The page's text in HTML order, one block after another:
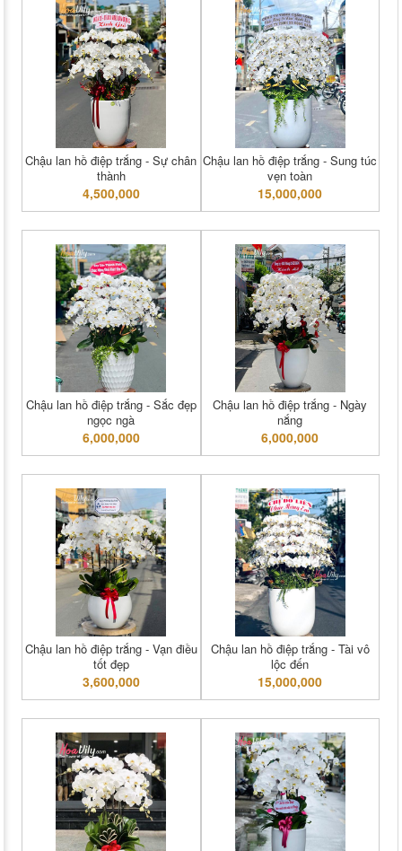
Chậu lan hồ điệp trắng - Sự chân
thành
4,500,000
Chậu lan hồ điệp trắng - Sung túc
vẹn toàn
15,000,000
Chậu lan hồ điệp trắng - Sắc đẹp
ngọc ngà
6,000,000
Chậu lan hồ điệp trắng - Ngày
nắng
6,000,000
Chậu lan hồ điệp trắng - Vạn điều
tốt đẹp
3,600,000
Chậu lan hồ điệp trắng - Tài vô
lộc đến
15,000,000